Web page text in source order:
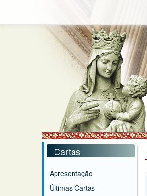
Cartas
Apresentação
Últimas Cartas